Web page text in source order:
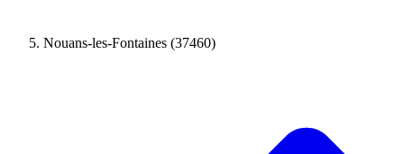
Nouans-les-Fontaines (37460)